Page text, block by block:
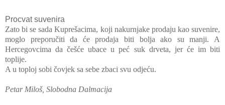
Procvat suvenira
Zato bi se sada Kuprešacima, koji nakurnjake prodaju kao suvenire,
moglo preporučiti da će prodaja biti bolja ako su manji. A
Hercegovcima da češće ubace u peć suk drveta, jer će im biti
toplije.
A u toploj sobi čovjek sa sebe zbaci svu odjeću.
Petar Miloš, Slobodna Dalmacija